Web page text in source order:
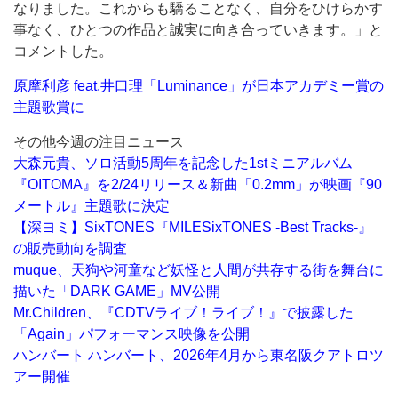
なりました。これからも驕ることなく、自分をひけらかす
事なく、ひとつの作品と誠実に向き合っていきます。」と
コメントした。
原摩利彦 feat.井口理「Luminance」が日本アカデミー賞の
主題歌賞に
その他今週の注目ニュース
大森元貴、ソロ活動5周年を記念した1stミニアルバム
『OITOMA』を2/24リリース＆新曲「0.2mm」が映画『90
メートル』主題歌に決定
【深ヨミ】SixTONES『MILESixTONES -Best Tracks-』
の販売動向を調査
muque、天狗や河童など妖怪と人間が共存する街を舞台に
描いた「DARK GAME」MV公開
Mr.Children、『CDTVライブ！ライブ！』で披露した
「Again」パフォーマンス映像を公開
ハンバート ハンバート、2026年4月から東名阪クアトロツ
アー開催